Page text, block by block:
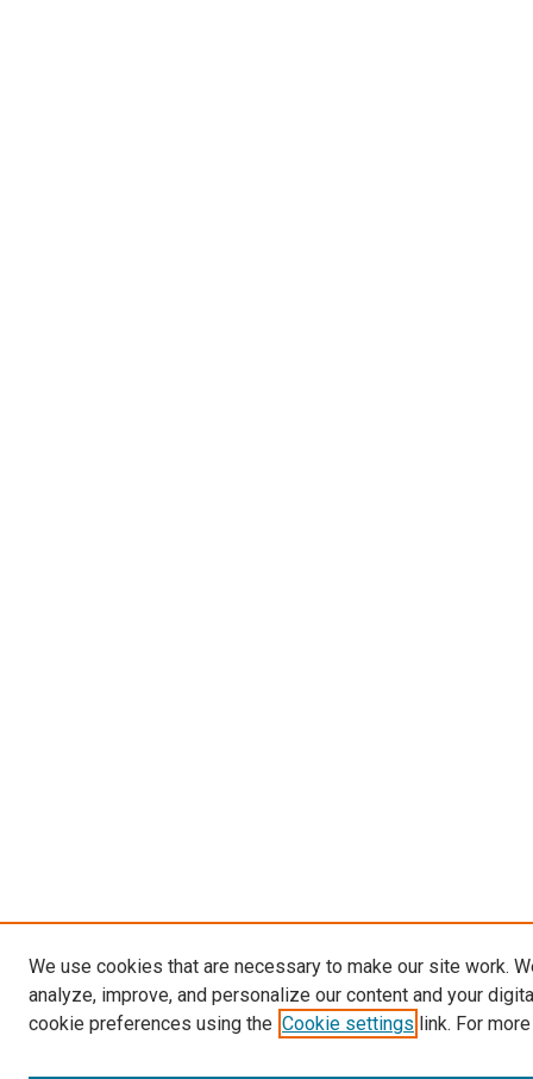
We use cookies that are necessary to make our site work.
analyze, improve, and personalize our content and your
cookie preferences using the Cookie settings link. For